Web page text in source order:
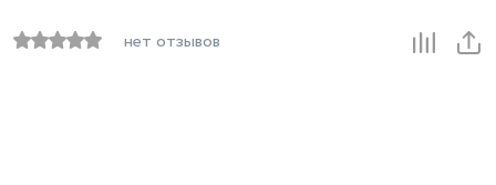
нет отзывов